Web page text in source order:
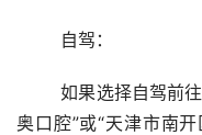
	自驾：
	如果选择自驾前往，可通过导航软件输入“天津南开美
奥口腔”或“天津市南